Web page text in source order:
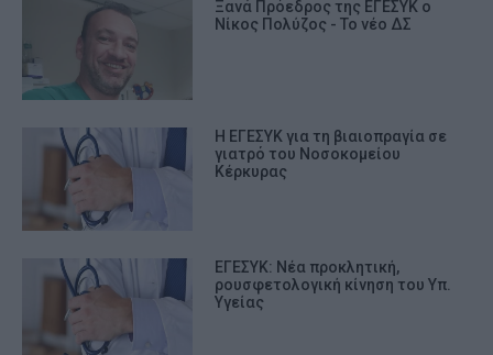
Ξανά Πρόεδρος της ΕΓΕΣΥΚ o
Νίκος Πολύζος - Το νέο ΔΣ
Η ΕΓΕΣΥΚ για τη βιαιοπραγία σε
γιατρό του Νοσοκομείου
Κέρκυρας
ΕΓΕΣΥΚ: Νέα προκλητική,
ρουσφετολογική κίνηση του Υπ.
Υγείας